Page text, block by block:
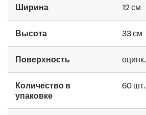
Ширина 12 см
Высота 33 см
Поверхность оцинк.
Количество в
упаковке
60 шт.